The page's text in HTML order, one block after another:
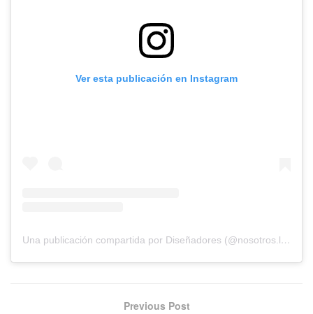
Ver esta publicación en Instagram
Una publicación compartida por Diseñadores (@nosotros.los.disenadores)
Previous Post